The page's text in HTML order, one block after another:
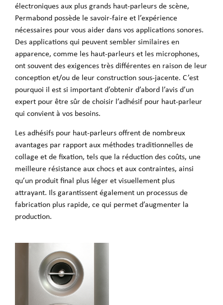
électroniques aux plus grands haut-parleurs de scène,
Permabond possède le savoir-faire et l’expérience
nécessaires pour vous aider dans vos applications sonores.
Des applications qui peuvent sembler similaires en
apparence, comme les haut-parleurs et les microphones,
ont souvent des exigences très différentes en raison de leur
conception et/ou de leur construction sous-jacente. C’est
pourquoi il est si important d’obtenir d’abord l’avis d’un
expert pour être sûr de choisir l’adhésif pour haut-parleur
qui convient à vos besoins.
Les adhésifs pour haut-parleurs offrent de nombreux
avantages par rapport aux méthodes traditionnelles de
collage et de fixation, tels que la réduction des coûts, une
meilleure résistance aux chocs et aux contraintes, ainsi
qu’un produit final plus léger et visuellement plus
attrayant. Ils garantissent également un processus de
fabrication plus rapide, ce qui permet d’augmenter la
production.